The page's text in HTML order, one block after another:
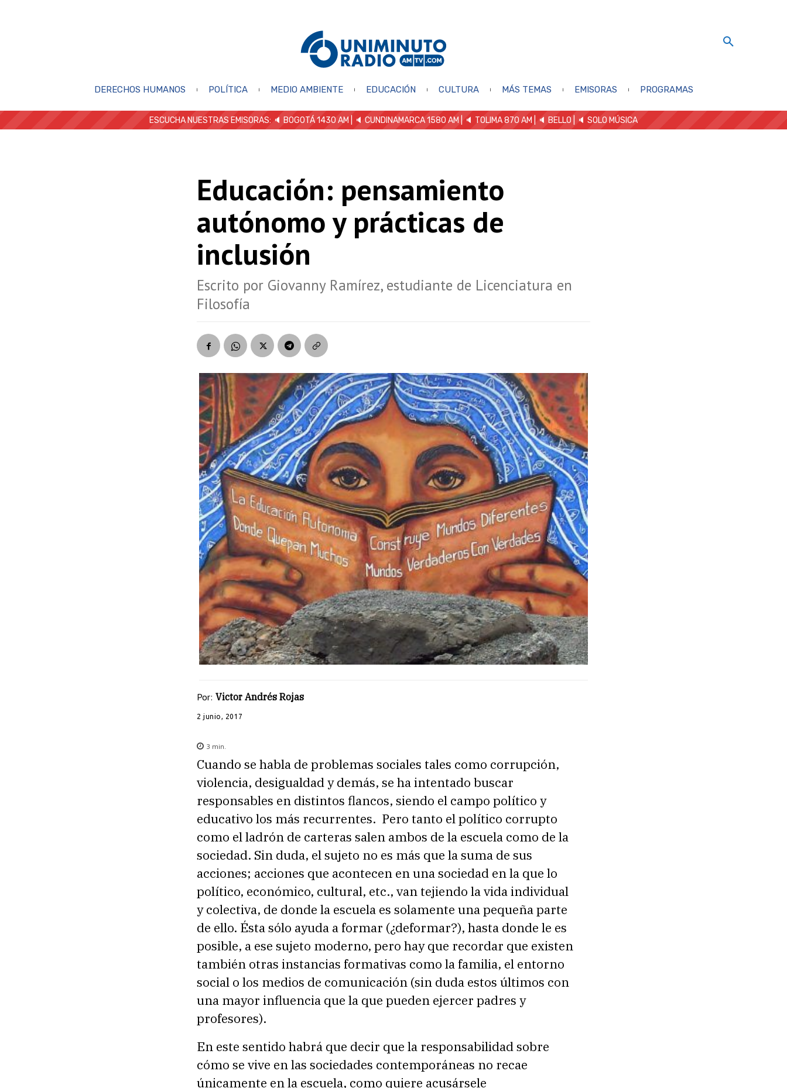
DERECHOS HUMANOS POLÍTICA MEDIO AMBIENTE EDUCACIÓN CULTURA MÁS TEMAS EMISORAS PROGRAMAS
ESCUCHA NUESTRAS EMISORAS: 🔈 BOGOTÁ 1430 AM | 🔈 CUNDINAMARCA 1580 AM | 🔈 TOLIMA 870 AM | 🔈 BELLO 🔈 SOLO MÚSICA
Educación: pensamiento
autónomo y prácticas de
inclusión
Escrito por Giovanny Ramírez, estudiante de Licenciatura en
Filosofía
Por: Victor Andrés Rojas
2 junio, 2017
3 min.
Cuando se habla de problemas sociales tales como corrupción,
violencia, desigualdad y demás, se ha intentado buscar
responsables en distintos flancos, siendo el campo político y
educativo los más recurrentes. Pero tanto el político corrupto
como el ladrón de carteras salen ambos de la escuela como de la
sociedad. Sin duda, el sujeto no es más que la suma de sus
acciones; acciones que acontecen en una sociedad en la que lo
político, económico, cultural, etc., van tejiendo la vida individual
y colectiva, de donde la escuela es solamente una pequeña parte
de ello. Ésta sólo ayuda a formar (¿deformar?), hasta donde le es
posible, a ese sujeto moderno, pero hay que recordar que existen
también otras instancias formativas como la familia, el entorno
social o los medios de comunicación (sin duda estos últimos con
una mayor influencia que la que pueden ejercer padres y
profesores).
En este sentido habrá que decir que la responsabilidad sobre
cómo se vive en las sociedades contemporáneas no recae
únicamente en la escuela, como quiere acusársele